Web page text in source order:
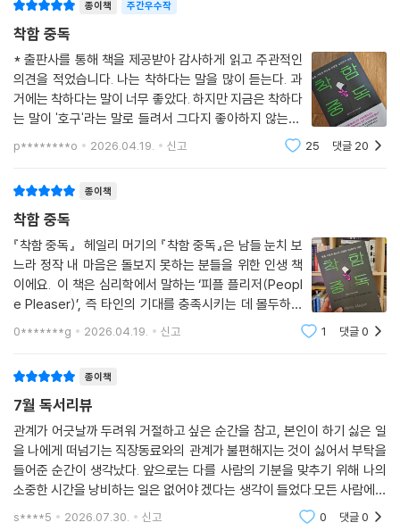
말 속상해. 전망이 괜찮은 회사였는데 이번 주에 완전히 폭락했어. 돈을 다
날렸어.”
부모님과 아리아는 위로의 말을 건넸다. 그런데 켄은 기지개 켜듯 두 팔을
머리 위로 뻗으며 한숨을 내쉬었다. “처형, 내가 뭐랬어요? 이래서 투자는
남자들한테 맡겨야 하는 거야.”
순간 나오미의 얼굴이 화끈 달아올랐다. ‘더는 못 참아.’ 그녀는 잠시 눈을
감고 깊게 숨을 들이쉰 뒤 자리에서 일어섰다. “저녁 잘 먹었어. 난 이만 가
접시를 들고 부엌으로 가는데 켄이 소리쳤다. “세상에, 처형! 겨우 농담 하
나 때문에 이 자리를 망치겠단 거예요?”
순간 나오미는 이런 질문이 떠올랐다. ‘내가 너무 예민하게 구는 걸까?’ 하
지만 가슴에서 치솟는 불길이 그렇지 않다고 말했다. 그녀는 켄의 도발에
아무 대꾸도 하지 않았다. 조용히 접시를 싱크대에 내려놓고 조리대에서
가방을 집어 들고는 현관문을 열고 밖으로 나갔다.
차에 도착했을 때 나오미는 몸이 떨리고 있었다. 한편으로는 식사 도중에
자리를 박차고 나와서 죄책감이 들었고, 가족들이 자신에게 실망했을까 봐
듣고 있기만 했을 때의 무력감과 달리 지금은 안에서 힘이 느껴졌다.”
_제10장 ‘가까울수록 기분 나쁘지 않게, 분명하게 경계 짓기’ 중에서
--- 본문 중에서
룬다.
그동안 가족의 기대를 짊어진 ‘K-장녀’, 체면부터 생각한 ‘유교걸’, 좋은 게
좋은 ‘예스맨’으로 살아왔는가? 하지만 이제는 달라지고 싶은가? 책 속의
다양한 기법들을 내 것으로 만들어보라. ‘다 너 잘되라고 하는 소리’는 가볍
게 넘기고 자신 있게 거절하고 요구하라. 내가 나를 기쁘게 하는 인생이 당
신을 기다리고 있다.
종이책 주간우수작
착함 중독
* 출판사를 통해 책을 제공받아 감사하게 읽고 주관적인
의견을 적었습니다. 나는 착하다는 말을 많이 듣는다. 과
거에는 착하다는 말이 너무 좋았다. 하지만 지금은 착하다
는 말이 '호구'라는 말로 들려서 그다지 좋아하지 않는다.
과거의 나를 돌아보면, 나는 모든 사람에게 친절하고 착한
사람이 되어야 했다. 그래서 남의 무리한 요구도 거절하지
p********o 2026.04.19. 신고 25 댓글 20
종이책
착함 중독
『착함 중독』 헤일리 머기의 『착함 중독』은 남들 눈치 보
느라 정작 내 마음은 돌보지 못하는 분들을 위한 인생 책
이에요. 이 책은 심리학에서 말하는 ‘피플 플리저(Peopl
e Pleaser)’, 즉 타인의 기대를 충족시키는 데 몰두하느
라 정작 자신을 잃어버린 사람들을 위한 가이드북이에요.
저자는 본인 스스로가 ‘착함 중독자’로 살았던 고통스러운
0*******g 2026.04.19. 신고 1 댓글0
종이책
7월 독서리뷰
관계가 어긋날까 두려워 거절하고 싶은 순간을 참고, 본인이 하기 싫은 일
을 나에게 떠넘기는 직장동료와의 관계가 불편해지는 것이 싫어서 부탁을
들어준 순간이 생각났다. 앞으로는 다를 사람의 기분을 맞추기 위해 나의
소중한 시간을 낭비하는 일은 없어야 겠다는 생각이 들었다.모든 사람에게
좋은 사람이 되려는 순간, 가장 소홀해지는 사람은 나 자신이다. 나 자신을
s****5 2026.07.30. 신고 0 댓글0